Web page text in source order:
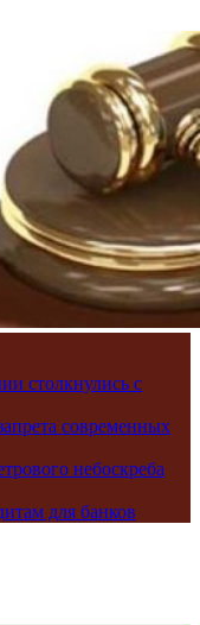
столкнулись с
современных
небоскреба
для банков